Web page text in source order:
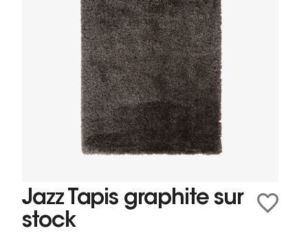
Jazz Tapis graphite sur
stock